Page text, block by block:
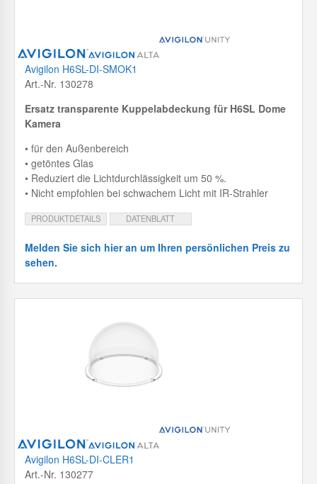
Avigilon H6SL-DI-SMOK1
Art.-Nr. 130278
Ersatz transparente Kuppelabdeckung für H6SL Dome
Kamera
• für den Außenbereich
• getöntes Glas
• Reduziert die Lichtdurchlässigkeit um 50 %.
• Nicht empfohlen bei schwachem Licht mit IR-Strahler
PRODUKTDETAILS DATENBLATT
Melden Sie sich hier an um Ihren persönlichen Preis zu
sehen.
Avigilon H6SL-DI-CLER1
Art.-Nr. 130277